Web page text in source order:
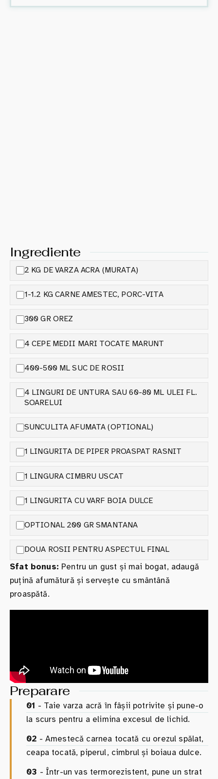
Ingrediente
2 KG DE VARZA ACRA (MURATA)
1-1.2 KG CARNE AMESTEC, PORC-VITA
300 GR OREZ
4 CEPE MEDII MARI TOCATE MARUNT
400-500 ML SUC DE ROSII
4 LINGURI DE UNTURA SAU 60-80 ML ULEI FL.
SOARELUI
SUNCULITA AFUMATA (OPTIONAL)
1 LINGURITA DE PIPER PROASPAT RASNIT
1 LINGURA CIMBRU USCAT
1 LINGURITA CU VARF BOIA DULCE
OPTIONAL 200 GR SMANTANA
DOUA ROSII PENTRU ASPECTUL FINAL
Sfat bonus: Pentru un gust și mai bogat, adaugă
puțină afumătură și servește cu smântână
proaspătă.
Preparare
01 - Taie varza acră în fâșii potrivite și pune-o
la scurs pentru a elimina excesul de lichid.
02 - Amestecă carnea tocată cu orezul spălat,
ceapa tocată, piperul, cimbrul și boiaua dulce.
03 - Într-un vas termorezistent, pune un strat